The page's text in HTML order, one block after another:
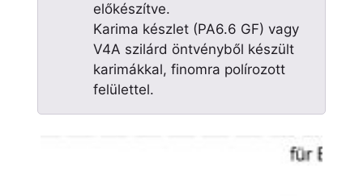
előkészítve.
Karima készlet (PA6.6 GF) vagy
V4A szilárd öntvényből készült
karimákkal, finomra polírozott
felülettel.